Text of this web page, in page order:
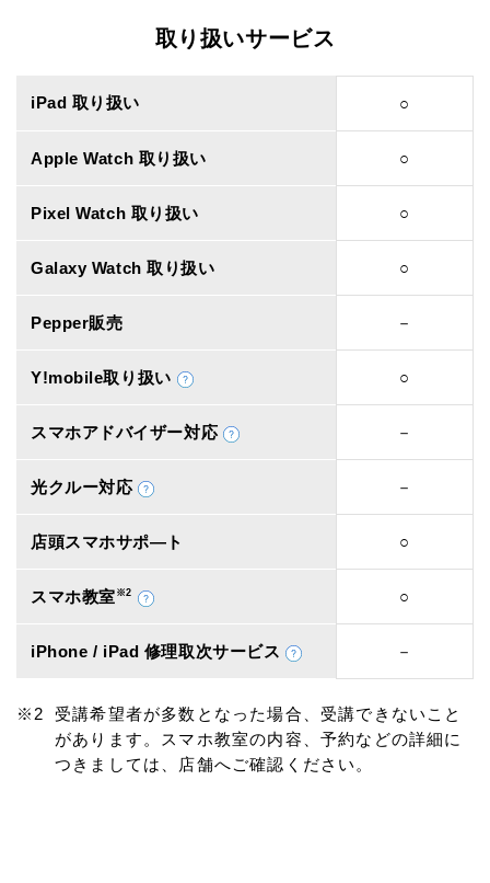
取り扱いサービス
iPad 取り扱い ○
Apple Watch 取り扱い ○
Pixel Watch 取り扱い ○
Galaxy Watch 取り扱い ○
Pepper販売 －
Y!mobile取り扱い ○
スマホアドバイザー対応 －
光クルー対応 －
店頭スマホサポ―ト ○
スマホ教室 ※2 ○
iPhone / iPad 修理取次サービス －
受講希望者が多数となった場合、受講できないこと
があります。スマホ教室の内容、予約などの詳細に
つきましては、店舗へご確認ください。